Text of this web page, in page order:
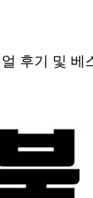
후기 및 베